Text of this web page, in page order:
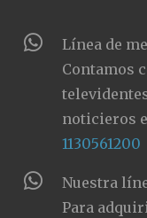
Línea de
Contamos
noticieros
1130561200
Nuestra
Para